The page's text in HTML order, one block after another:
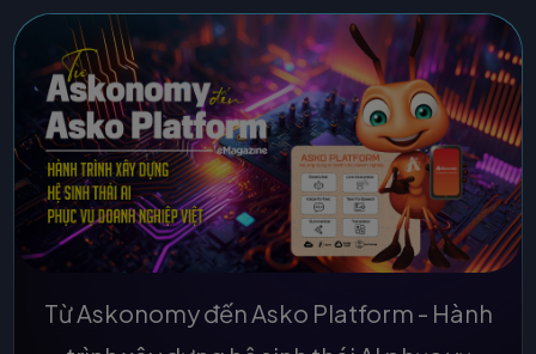
Từ Askonomy đến Asko Platform - Hành